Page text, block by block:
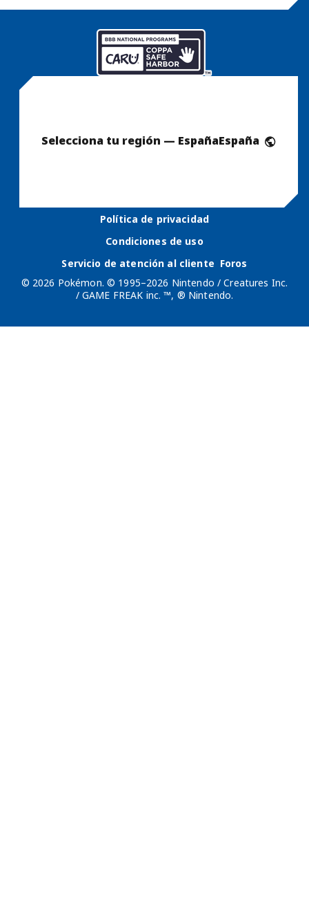
Selecciona tu región — EspañaEspaña
Política de privacidad
Condiciones de uso
Servicio de atención al cliente Foros
© 2026 Pokémon. © 1995–2026 Nintendo / Creatures Inc.
/ GAME FREAK inc. ™, ® Nintendo.